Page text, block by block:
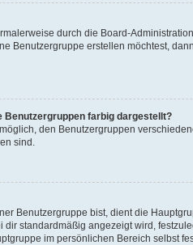
durch die Board-
Benutzergruppe erstellen möchtest,
Benutzergruppen farbig dargestellt?
den Benutzergruppen
sind.
Benutzergruppe bist, dient die
dir standardmäßig angezeigt wird,
im persönlichen Bereich selbst